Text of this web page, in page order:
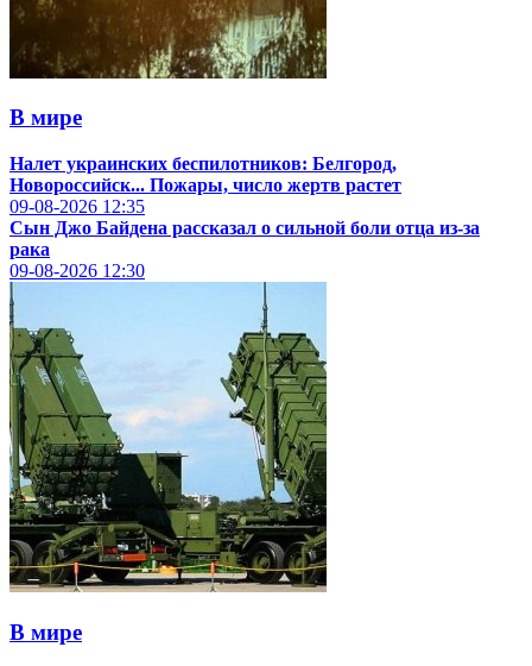
В мире
Налет украинских беспилотников: Белгород,
Новороссийск... Пожары, число жертв растет
09-08-2026 12:35
Сын Джо Байдена рассказал о сильной боли отца из-за
рака
09-08-2026 12:30
В мире